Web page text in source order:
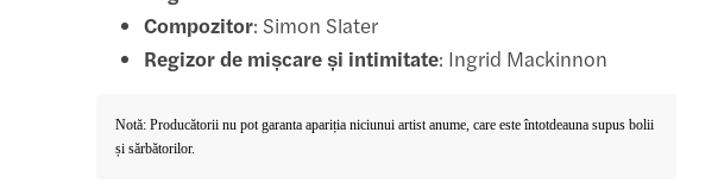
Compozitor: Simon Slater
Regizor de mișcare și intimitate: Ingrid Mackinnon
Notă: Producătorii nu pot garanta apariția niciunui artist anume, care este întotdeauna supus bolii
și sărbătorilor.